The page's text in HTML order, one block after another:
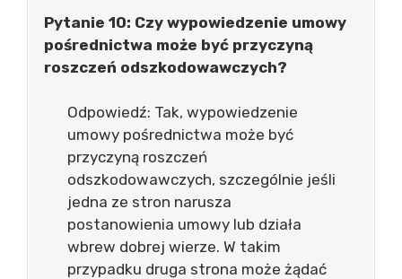
Pytanie 10: Czy wypowiedzenie umowy
pośrednictwa może być przyczyną
roszczeń odszkodowawczych?
Odpowiedź: Tak, wypowiedzenie
umowy pośrednictwa może być
przyczyną roszczeń
odszkodowawczych, szczególnie jeśli
jedna ze stron narusza
postanowienia umowy lub działa
wbrew dobrej wierze. W takim
przypadku druga strona może żądać